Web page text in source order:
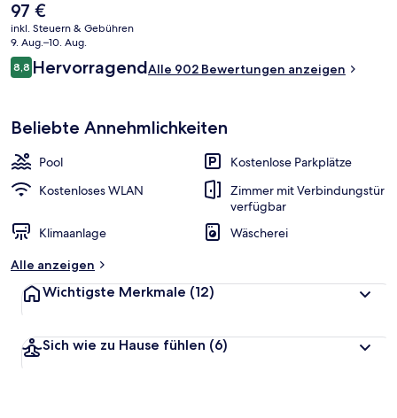
Straßenbahnhaltestelle Plympton Park (Haltestelle 11) sind es 10
Minuten und zur Straßenbahnhaltestelle Glengowrie (Haltestelle 13)
14 Minuten.
Der
aktuelle
Preis
beträgt
97 €.
97 €
inkl. Steuern & Gebühren
9. Aug.–10. Aug.
Bewertungen
8,88,8 von 10.
HervorragendAlle 902 Bewertungen anzeigen
Beliebte Annehmlichkeiten
Pool
Kostenlose Parkplätze
Kostenloses WLAN
Zimmer mit Verbindungstür
verfügbar
Klimaanlage
Wäscherei
Alle anzeigen
Wichtigste Merkmale (12)
Sich wie zu Hause fühlen (6)